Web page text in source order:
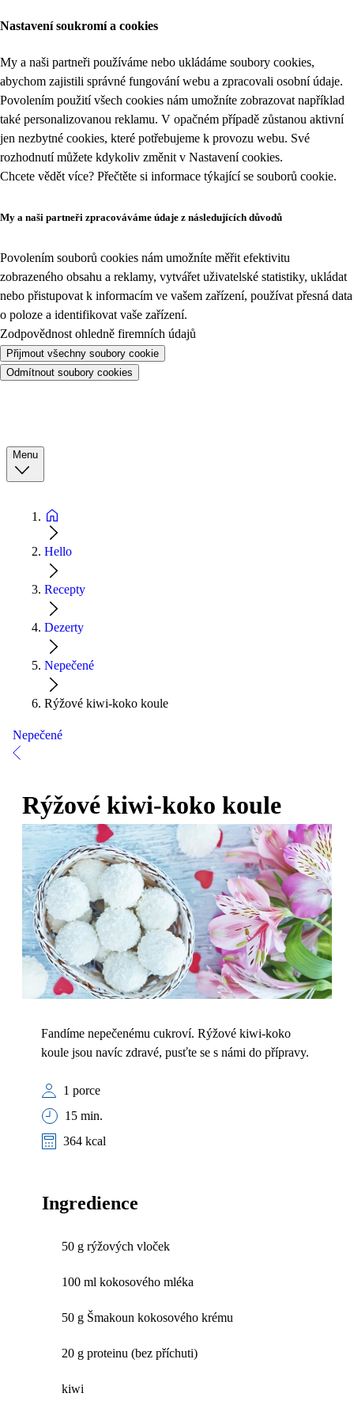
Nastavení soukromí a cookies
My a naši partneři používáme nebo ukládáme soubory cookies,
abychom zajistili správné fungování webu a zpracovali osobní údaje.
Povolením použití všech cookies nám umožníte zobrazovat například
také personalizovanou reklamu. V opačném případě zůstanou aktivní
jen nezbytné cookies, které potřebujeme k provozu webu. Své
rozhodnutí můžete kdykoliv změnit v Nastavení cookies.
Chcete vědět více? Přečtěte si informace týkající se souborů cookie.
My a naši partneři zpracováváme údaje z následujících důvodů
Povolením souborů cookies nám umožníte měřit efektivitu
zobrazeného obsahu a reklamy, vytvářet uživatelské statistiky, ukládat
nebo přistupovat k informacím ve vašem zařízení, používat přesná data
o poloze a identifikovat vaše zařízení.
Zodpovědnost ohledně firemních údajů
Přijmout všechny soubory cookie
Odmítnout soubory cookies
Menu
Hello
Recepty
Dezerty
Nepečené
Rýžové kiwi-koko koule
Nepečené
Rýžové kiwi-koko koule
Fandíme nepečenému cukroví. Rýžové kiwi-koko
koule jsou navíc zdravé, pusťte se s námi do přípravy.
1 porce
15 min.
364 kcal
Ingredience
50 g rýžových vloček
100 ml kokosového mléka
50 g Šmakoun kokosového krému
20 g proteinu (bez příchuti)
kiwi